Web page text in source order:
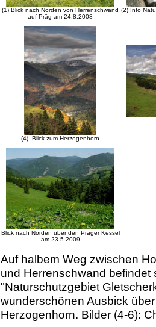
(1) Blick nach Norden von Herrenschwand
auf Präg am 24.8.2008
(2) Info
(4) Blick zum Herzogenhorn
Blick nach Norden über den Präger Kessel
am 23.5.2009
Auf halbem Weg zwischen
und Herrenschwand befindet
"Naturschutzgebiet
wunderschönen Ausbick
Herzogenhorn. Bilder (4-6):